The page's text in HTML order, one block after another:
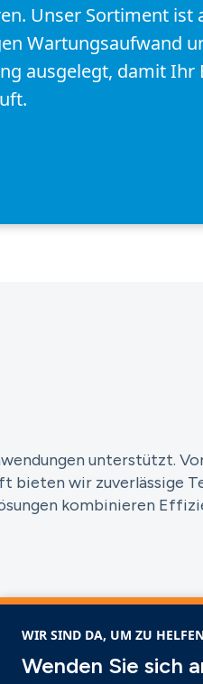
Unser Sortiment ist
Wartungsaufwand
ausgelegt, damit Ihr
unterstützt.
bieten wir zuverlässige
kombinieren
WIR SIND DA, UM ZU
Wenden Sie sich